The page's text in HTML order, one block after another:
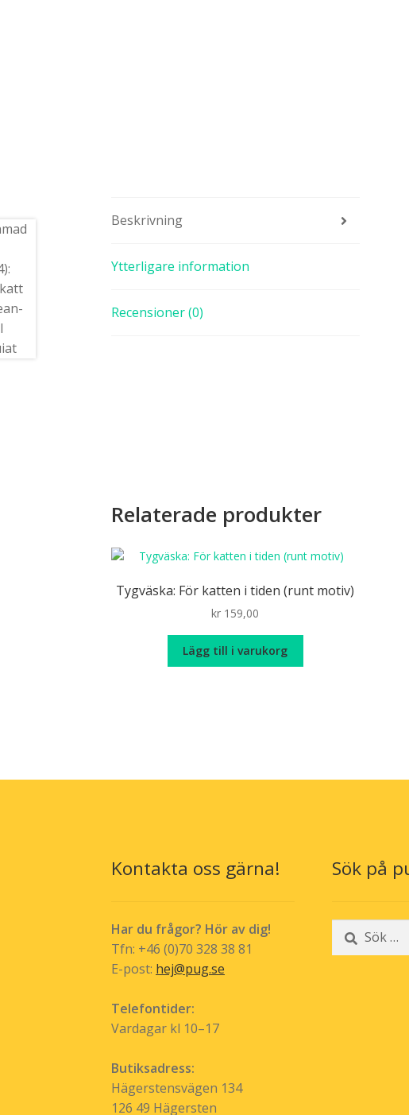
Beskrivning
Ytterligare information
Recensioner (0)
Relaterade produkter
Tygväska: För katten i tiden (runt motiv)
kr 159,00
Lägg till i varukorg
Kontakta oss gärna!
Har du frågor? Hör av dig!
Tfn: +46 (0)70 328 38 81
E-post: hej@pug.se
Telefontider:
Vardagar kl 10–17
Butiksadress:
Hägerstensvägen 134
126 49 Hägersten
Sök på
Sök
efter: